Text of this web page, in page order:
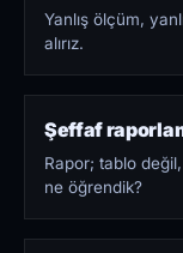
Yanlış ölçüm,
alırız.
Şeffaf
Rapor; tablo
ne öğrendik?